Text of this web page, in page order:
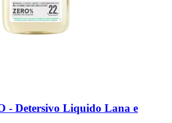
-​ Detersivo Liquido Lana e